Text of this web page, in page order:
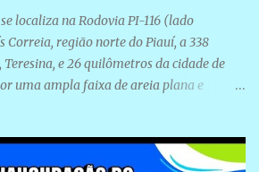
localiza na Rodovia PI-116 (lado
Correia, região norte do Piauí, a 338
e 26 quilômetros da cidade de
uma ampla faixa de areia plana e
de pedras que não chegam a 2 metros